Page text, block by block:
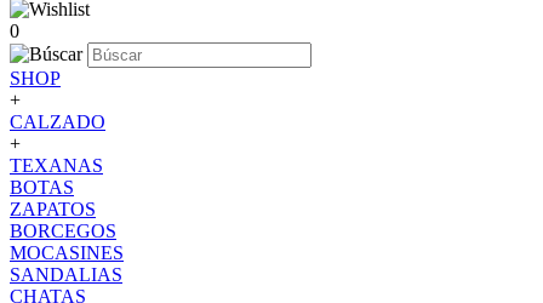
0
SHOP
+
CALZADO
+
TEXANAS
BOTAS
ZAPATOS
BORCEGOS
MOCASINES
SANDALIAS
CHATAS